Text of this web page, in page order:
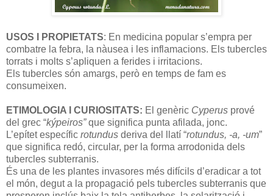
USOS I PROPIETATS: En medicina popular s’empra per
combatre la febra, la nàusea i les inflamacions. Els tubercles
torrats i molts s’apliquen a ferides i irritacions.
Els tubercles són amargs, però en temps de fam es
consumeixen.
ETIMOLOGIA I CURIOSITATS: El genèric Cyperus prové
del grec “kýpeiros”que significa punta afilada, jonc.
L’epítet específic rotundus deriva del llatí “rotundus, -a, -um”
que significa redó, circular, per la forma arrodonida dels
tubercles subterranis.
És una de les plantes invasores més difícils d’eradicar a tot
el món, degut a la propagació pels tubercles subterranis que